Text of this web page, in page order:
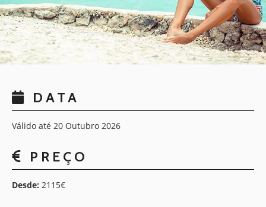
DATA
Válido até 20 Outubro 2026
PREÇO
Desde: 2115€